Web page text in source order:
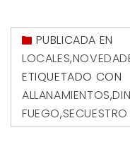
PUBLICADA EN
LOCALES,
ETIQUETADO CON
ALLANAMIENTOS,
FUEGO,